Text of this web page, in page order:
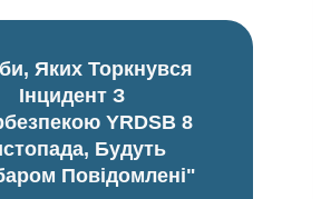
Яких Торкнувся
Інцидент З
YRDSB 8
Будуть
Повідомлені"